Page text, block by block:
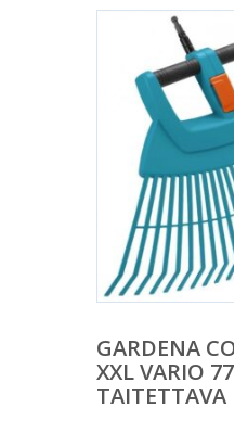
GARDENA
XXL VARIO
TAITETTAVA